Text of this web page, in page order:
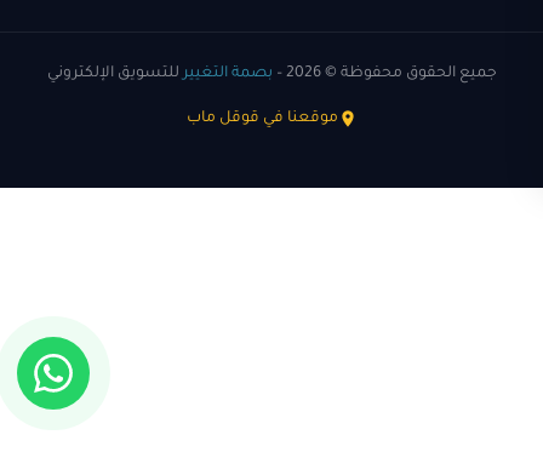
جميع الحقوق محفوظة © 2026 – بصمة التغييرللتسويق الإلكتروني
موقعنا في قوقل ماب